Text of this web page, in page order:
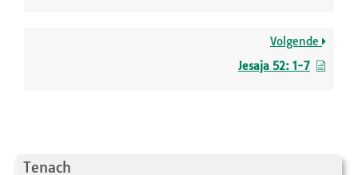
Tenach
Volgende
Jesaja 52: 1-7